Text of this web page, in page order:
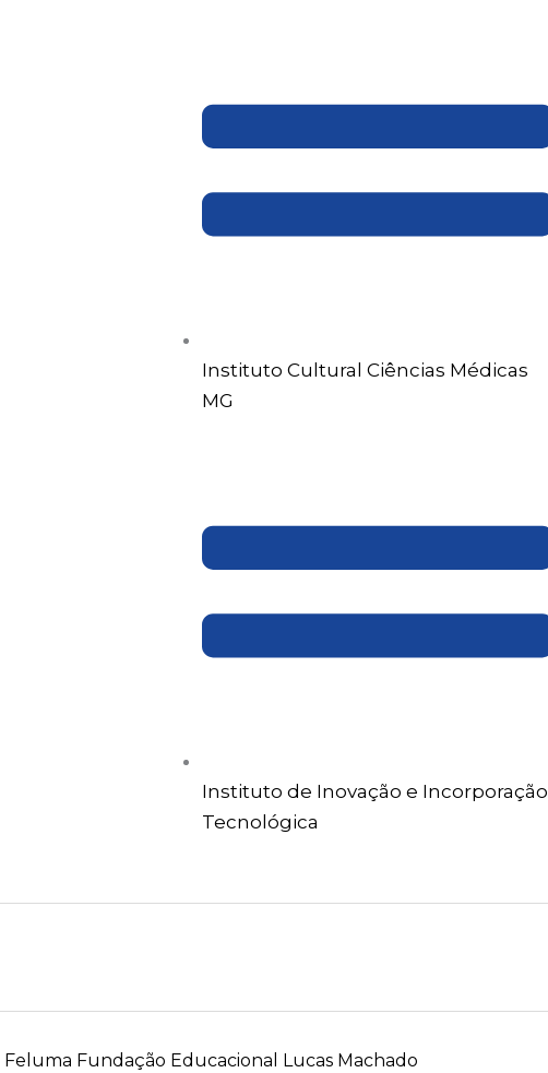
Instituto Cultural Ciências Médicas
MG
Instituto de Inovação e Incorporação
Tecnológica
Fundação Educacional Lucas Machado